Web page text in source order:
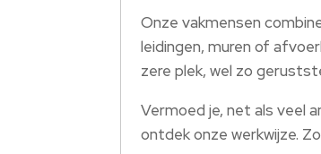
Onze vakmensen
leidingen, muren of
zere plek, wel zo
Vermoed je, net als veel
ontdek onze werkwijze.​